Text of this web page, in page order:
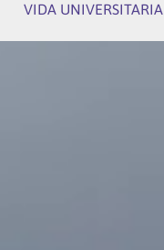
VIDA UNIVERSITARIA